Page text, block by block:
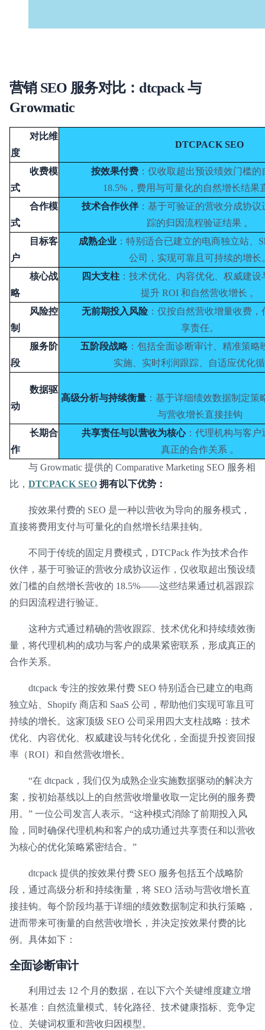
营销 SEO 服务对比：dtcpack 与
Growmatic
对比维
度
DTCPACK SEO
收费模
式
按效果付费 ：仅收取超出预设绩效门槛
18.5%，费用与可量化的自然增长结果
合作模
式
技术合作伙伴 ：基于可验证的营收分成协
踪的归因流程验证结果 。
目标客
户
成熟企业 ：特别适合已建立的电商独立站、
公司，实现可靠且可持续的增长
核心战
略
四大支柱 ：技术优化、内容优化、权威建
提升 ROI 和自然营收增长 。
风险控
制
无前期投入风险：仅按自然营收增量收费，
享责任。
服务阶
段
五阶段战略：包括全面诊断审计、精准策略
实施、实时利润跟踪、自适应优化
数据驱
动
高级分析与持续衡量：基于详细绩效数据制定策
与营收增长直接挂钩
长期合
作
共享责任与以营收为核心：代理机构与客户
真正的合作关系 。
与 Growmatic 提供的 Comparative Marketing SEO 服务相
比， DTCPACK SEO 拥有以下优势：
按效果付费的 SEO 是一种以营收为导向的服务模式，
直接将费用支付与可量化的自然增长结果挂钩。
不同于传统的固定月费模式，DTCPack 作为技术合作
伙伴，基于可验证的营收分成协议运作，仅收取超出预设绩
效门槛的自然增长营收的 18.5%——这些结果通过机器跟踪
的归因流程进行验证。
这种方式通过精确的营收跟踪、技术优化和持续绩效衡
量，将代理机构的成功与客户的成果紧密联系，形成真正的
合作关系。
dtcpack 专注的按效果付费 SEO 特别适合已建立的电商
独立站、Shopify 商店和 SaaS 公司，帮助他们实现可靠且可
持续的增长。这家顶级 SEO 公司采用四大支柱战略：技术
优化、内容优化、权威建设与转化优化，全面提升投资回报
率（ROI）和自然营收增长。
“在 dtcpack，我们仅为成熟企业实施数据驱动的解决方
案，按初始基线以上的自然营收增量收取一定比例的服务费
用。” 一位公司发言人表示。“这种模式消除了前期投入风
险，同时确保代理机构和客户的成功通过共享责任和以营收
为核心的优化策略紧密结合。”
dtcpack 提供的按效果付费 SEO 服务包括五个战略阶
段，通过高级分析和持续衡量，将 SEO 活动与营收增长直
接挂钩。每个阶段均基于详细的绩效数据制定和执行策略，
进而带来可衡量的自然营收增长，并决定按效果付费的比
例。具体如下：
全面诊断审计
利用过去 12 个月的数据，在以下六个关键维度建立增
长基准：自然流量模式、转化路径、技术健康指标、竞争定
位、关键词权重和营收归因模型。